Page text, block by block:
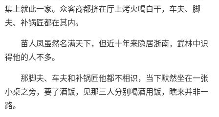
集上就此一家。众客商都挤在厅上烤火喝白干，车夫、脚
夫、补锅匠都在其内。
苗人凤虽然名满天下，但近十年来隐居浙南，武林中识
得他的人不多。
那脚夫、车夫和补锅匠他都不相识，当下默然坐在一张
小桌之旁，要了酒饭，见那三人分别喝酒用饭，瞧来并非一
路。